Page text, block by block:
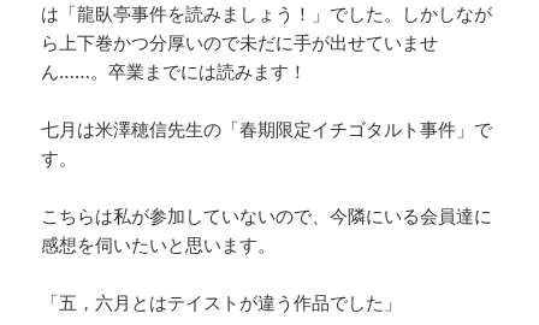
は「龍臥亭事件を読みましょう！」でした。しかしなが
ら上下巻かつ分厚いので未だに手が出せていませ
ん……。卒業までには読みます！
七月は米澤穂信先生の「春期限定イチゴタルト事件」で
す。
こちらは私が参加していないので、今隣にいる会員達に
感想を伺いたいと思います。
「五，六月とはテイストが違う作品でした」